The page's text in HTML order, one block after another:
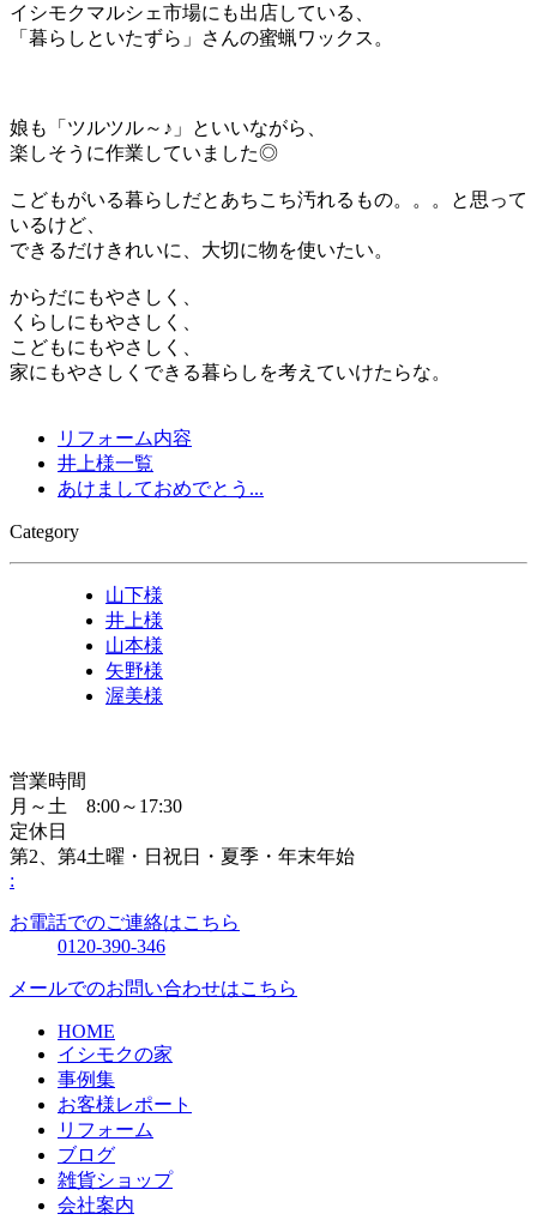
イシモクマルシェ市場にも出店している、
「暮らしといたずら」さんの蜜蝋ワックス。
娘も「ツルツル～♪」といいながら、
楽しそうに作業していました◎
こどもがいる暮らしだとあちこち汚れるもの。。。と思って
いるけど、
できるだけきれいに、大切に物を使いたい。
からだにもやさしく、
くらしにもやさしく、
こどもにもやさしく、
家にもやさしくできる暮らしを考えていけたらな。
リフォーム内容
井上様一覧
あけましておめでとう...
Category
山下様
井上様
山本様
矢野様
渥美様
営業時間
月～土 8:00～17:30
定休日
第2、第4土曜・日祝日・夏季・年末年始
:
お電話でのご連絡はこちら
0120-390-346
メールでのお問い合わせはこちら
HOME
イシモクの家
事例集
お客様レポート
リフォーム
ブログ
雑貨ショップ
会社案内